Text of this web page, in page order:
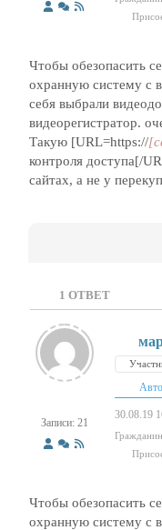
Чтобы обезопасить
охранную систему с
себя выбрали
видеорегистратор.
Такую [URL=https://
контроля доступа[/
сайтах, а не у
1 ОТВЕТ
Записи: 21
30.08.19
Гражданин
Чтобы обезопасить
охранную систему с